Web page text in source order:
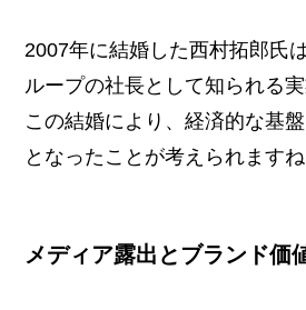
2007年に結婚した西村拓郎氏
ループの社長として知られる実
この結婚により、経済的な基
となったことが考えられますね
メディア露出とブランド価